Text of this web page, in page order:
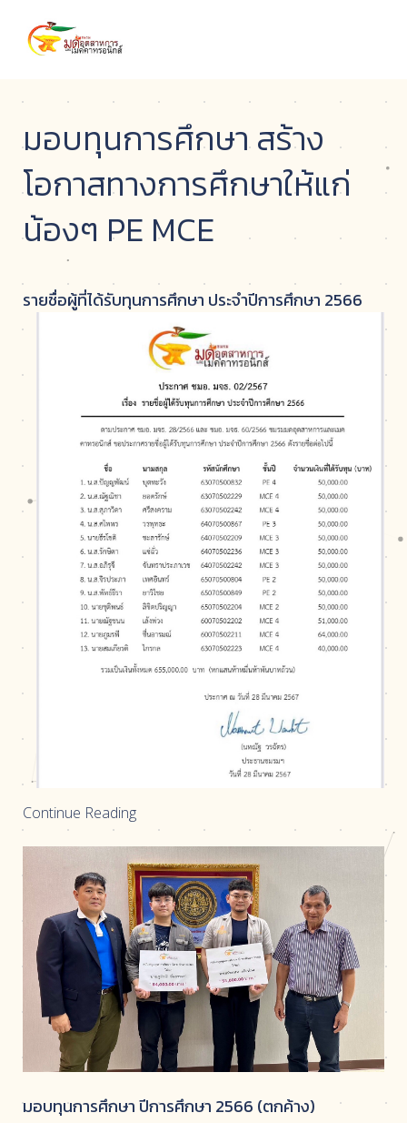
มอบทุนการศึกษา สร้าง
โอกาสทางการศึกษาให้แก่
น้องๆ PE MCE
รายชื่อผู้ที่ได้รับทุนการศึกษา ประจำปีการศึกษา 2566
Continue Reading
มอบทุนการศึกษา ปีการศึกษา 2566 (ตกค้าง)